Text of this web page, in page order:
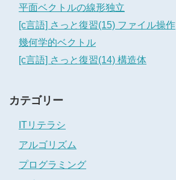
平面ベクトルの線形独立
[c言語] さっと復習(15) ファイル操作
幾何学的ベクトル
[c言語] さっと復習(14) 構造体
カテゴリー
ITリテラシ
アルゴリズム
プログラミング